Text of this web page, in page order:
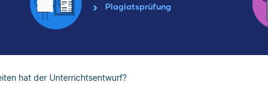
Plagiatsprüfung
hat der Unterrichtsentwurf?